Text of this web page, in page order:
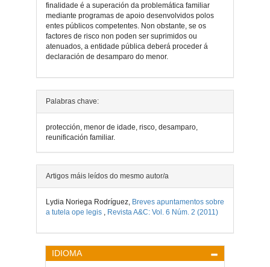
finalidade é a superación da problemática familiar
mediante programas de apoio desenvolvidos polos
entes públicos competentes. Non obstante, se os
factores de risco non poden ser suprimidos ou
atenuados, a entidade pública deberá proceder á
declaración de desamparo do menor.
Detalles
do
artigo
Palabras chave:
protección, menor de idade, risco, desamparo,
reunificación familiar.
Artigos máis leídos do mesmo autor/a
Lydia Noriega Rodríguez, Breves apuntamentos sobre
a tutela ope legis
Revista A&C: Vol. 6 Núm. 2 (2011)
IDIOMA